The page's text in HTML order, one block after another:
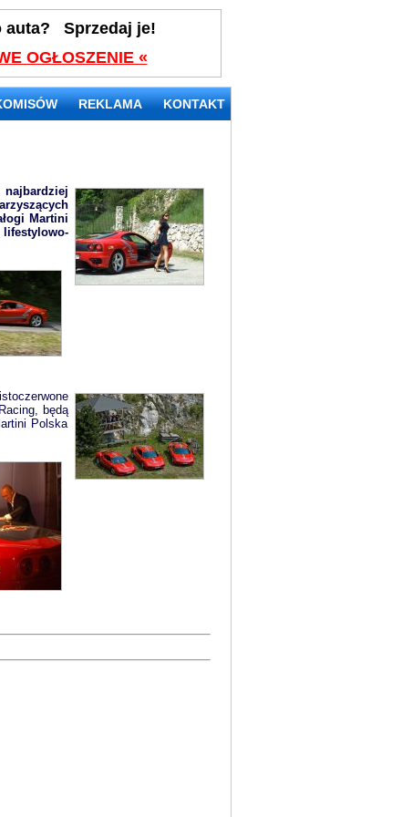
auta? Sprzedaj je!
OGŁOSZENIE «
REKLAMA KONTAKT
Martini
będą
Polska